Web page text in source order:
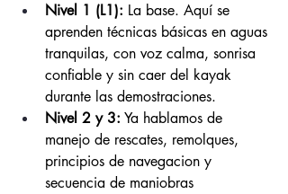
Nivel 1 (L1): La base. Aquí se
aprenden técnicas básicas en aguas
tranquilas, con voz calma, sonrisa
confiable y sin caer del kayak
durante las demostraciones.
Nivel 2 y 3: Ya hablamos de
manejo de rescates, remolques,
principios de navegacion y
secuencia de maniobras